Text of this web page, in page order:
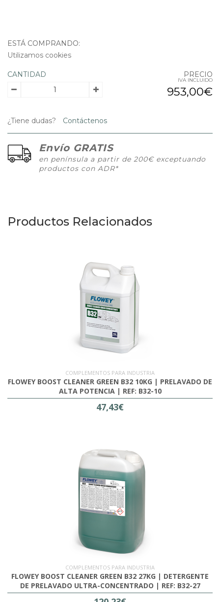
ESTÁ COMPRANDO:
Utilizamos cookies
CANTIDAD PRECIO
IVA INCLUIDO
953,00€
¿Tiene dudas? Contáctenos
Envío GRATIS
en península a partir de 200€ exceptuando
productos con ADR*
Productos Relacionados
COMPLEMENTOS PARA INDUSTRIA
FLOWEY BOOST CLEANER GREEN B32 10KG | PRELAVADO DE
ALTA POTENCIA | REF: B32-10
47,43€
COMPLEMENTOS PARA INDUSTRIA
FLOWEY BOOST CLEANER GREEN B32 27KG | DETERGENTE
DE PRELAVADO ULTRA-CONCENTRADO | REF: B32-27